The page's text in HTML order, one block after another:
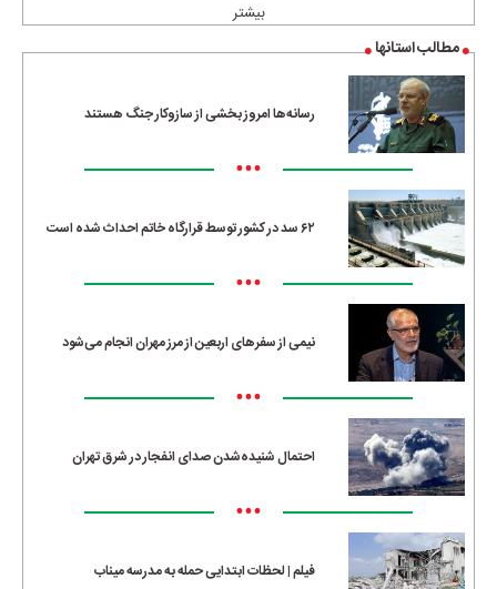
بیشتر
مطالب استانها
رسانه‌ها امروز بخشی از سازوکار جنگ هستند
•••
۶۲ سد در کشور توسط قرارگاه خاتم احداث شده است
•••
نیمی از سفرهای اربعین از مرز مهران انجام می‌شود
•••
احتمال شنیده‌شدن صدای انفجار در شرق تهران
•••
فیلم | لحظات ابتدایی حمله به مدرسه میناب